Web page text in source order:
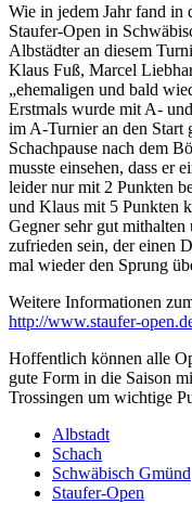
Wie in jedem Jahr fand in
Staufer-Open in
Albstädter an diesem
Klaus Fuß, Marcel
„ehemaligen und bald
Erstmals wurde mit A-
im A-Turnier an den Start
Schachpause nach dem
musste einsehen, dass er
leider nur mit 2 Punkten
und Klaus mit 5 Punkten
Gegner sehr gut
zufrieden sein, der einen
mal wieder den Sprung
Weitere Informationen
http://www.staufer-
Hoffentlich können alle
gute Form in die Saison
Trossingen um wichtige
Albstadt
Schach
Schwäbisch Gmünd
Staufer-Open